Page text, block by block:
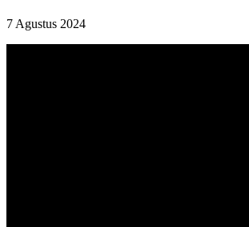
7 Agustus 2024